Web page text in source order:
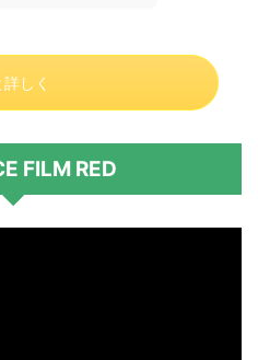
しく
FILM RED